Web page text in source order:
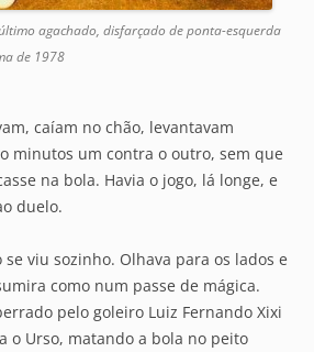
agachado, disfarçado de ponta-esquerda
de 1978
caíam no chão, levantavam
minutos um contra o outro, sem que
na bola. Havia o jogo, lá longe, e
duelo.
viu sozinho. Olhava para os lados e
como num passe de mágica.
pelo goleiro Luiz Fernando Xixi
o Urso, matando a bola no peito